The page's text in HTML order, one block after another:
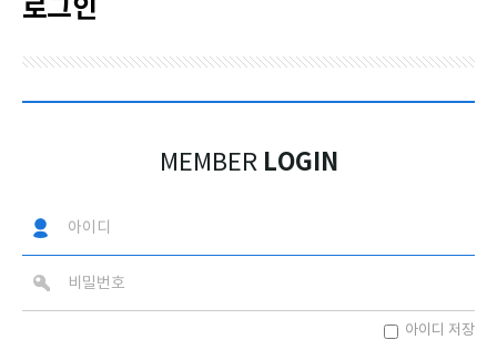
로그인
MEMBER LOGIN
아이디 저장